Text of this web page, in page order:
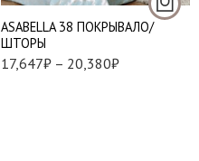
ASABELLA 38 ПОКРЫВАЛО/
ШТОРЫ
17,647₽ – 20,380₽